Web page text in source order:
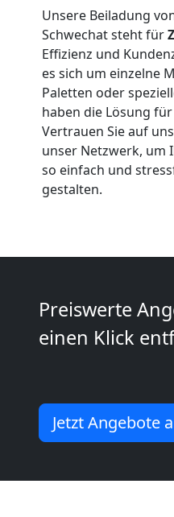
Unsere Beiladung
Schwechat steht für
Effizienz und
es sich um einzelne
Paletten oder
haben die Lösung
Vertrauen Sie auf
unser Netzwerk, um
so einfach und
gestalten.
Preiswerte
einen Klick
Jetzt Angebote
Tragehilfe
Wiener
Neustadt
Kleiner
Umzug
Wiener
Neustadt
Wiener
Neustadt
Umzug